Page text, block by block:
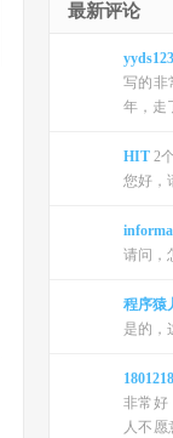
最新评论
yyds123
写的非
年，走
HIT 2
您好，
请问，
程序猿
是的，
非常好
人不